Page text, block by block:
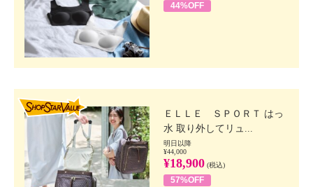
44%OFF
ＥＬＬＥ ＳＰＯＲＴ はっ
水 取り外してリュ...
明日以降
¥44,000
¥18,900 (税込)
57%OFF